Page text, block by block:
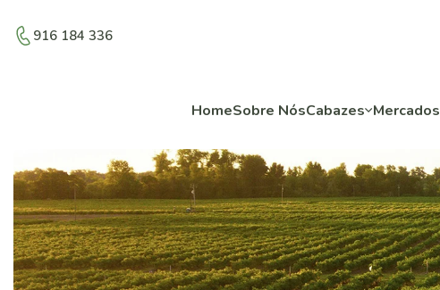
916 184 336
HomeSobre NósCabazes Mercados